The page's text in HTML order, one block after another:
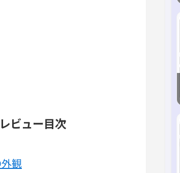
ビュー目次
観